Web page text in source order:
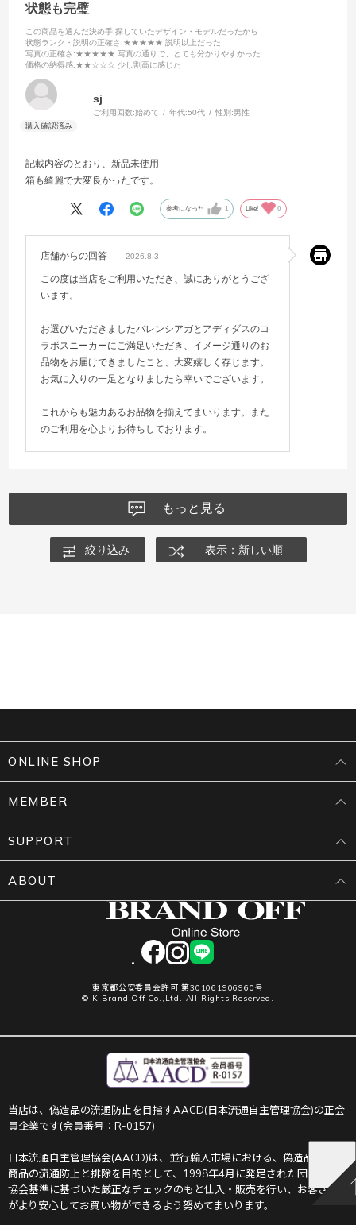
状態も完璧
この商品を選んだ決め手:探していたデザイン・モデルだったから
状態ランク・説明の正確さ :★★★★★ 説明以上だった
写真の正確さ :★★★★★ 写真の通りで、とても分かりやすかった
価格の納得感:★★☆☆☆ 少し割高に感じた
sj
ご利用回数:始めて 年代:50代 性別:男性
記載内容のとおり、新品未使用
箱も綺麗で大変良かったです。
参考になった 1 Like! 0
店舗からの回答 2026.8.3
この度は当店をご利用いただき、誠にありがとうござ
います。
お選びいただきましたバレンシアガとアディダスのコ
ラボスニーカーにご満足いただき、イメージ通りのお
品物をお届けできましたこと、大変嬉しく存じます。
お気に入りの一足となりましたら幸いでございます。
これからも魅力あるお品物を揃えてまいります。また
のご利用を心よりお待ちしております。
もっと見る
絞り込み 表示：新しい順
facebookinstagram
LINE
東京都公安委員会許可 第301061906960号
© K-Brand Off Co.,Ltd. All Rights Reserved.
ONLINE SHOP
MEMBER
SUPPORT
ABOUT
当店は、偽造品の流通防止を目指すAACD(日本流通自主管理協会)の正会
員企業です(会員番号：R-0157)
日本流通自主管理協会(AACD)は、並行輸入市場における、偽造品や不正
商品の流通防止と排除を目的として、1998年4月に発足された団体です。
協会基準に基づいた厳正なチェックのもと仕入・販売を行い、お客さま
がより安心してお買い物ができるよう努めてまいります。